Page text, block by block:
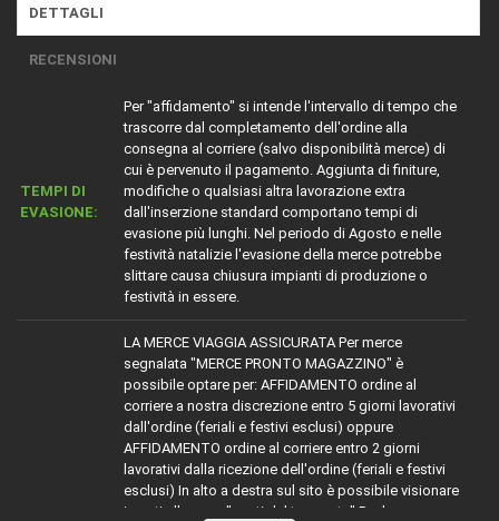
DETTAGLI
RECENSIONI
TEMPI DI
EVASIONE:
Per "affidamento" si intende l'intervallo di tempo che
trascorre dal completamento dell'ordine alla
consegna al corriere (salvo disponibilità merce) di
cui è pervenuto il pagamento. Aggiunta di finiture,
modifiche o qualsiasi altra lavorazione extra
dall'inserzione standard comportano tempi di
evasione più lunghi. Nel periodo di Agosto e nelle
festività natalizie l'evasione della merce potrebbe
slittare causa chiusura impianti di produzione o
festività in essere.
LA MERCE VIAGGIA ASSICURATA Per merce
segnalata "MERCE PRONTO MAGAZZINO" è
possibile optare per: AFFIDAMENTO ordine al
corriere a nostra discrezione entro 5 giorni lavorativi
dall'ordine (feriali e festivi esclusi) oppure
AFFIDAMENTO ordine al corriere entro 2 giorni
lavorativi dalla ricezione dell'ordine (feriali e festivi
esclusi) In alto a destra sul sito è possibile visionare
i costi alla voce "costi del trasporto" Per la merce